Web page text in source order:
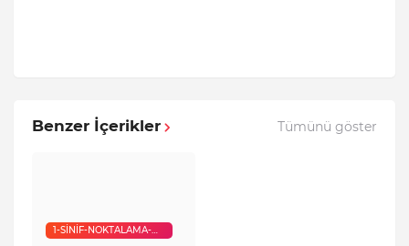
Benzer İçerikler Tümünü göster
1-SINIF-NOKTALAMA-